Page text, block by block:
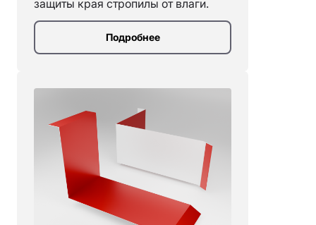
защиты края стропилы от влаги.
Подробнее